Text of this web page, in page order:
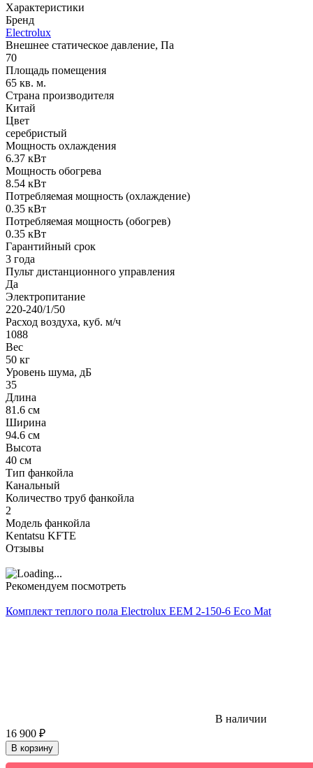
Характеристики
Бренд
Electrolux
Внешнее статическое давление, Па
70
Площадь помещения
65 кв. м.
Страна производителя
Китай
Цвет
серебристый
Мощность охлаждения
6.37 кВт
Мощность обогрева
8.54 кВт
Потребляемая мощность (охлаждение)
0.35 кВт
Потребляемая мощность (обогрев)
0.35 кВт
Гарантийный срок
3 года
Пульт дистанционного управления
Да
Электропитание
220-240/1/50
Расход воздуха, куб. м/ч
1088
Вес
50 кг
Уровень шума, дБ
35
Длина
81.6 см
Ширина
94.6 см
Высота
40 см
Тип фанкойла
Канальный
Количество труб фанкойла
2
Модель фанкойла
Kentatsu KFTE
Отзывы
Рекомендуем посмотреть
Комплект теплого пола Electrolux EEM 2-150-6 Eco Mat
В наличии
16 900 ₽
В корзину